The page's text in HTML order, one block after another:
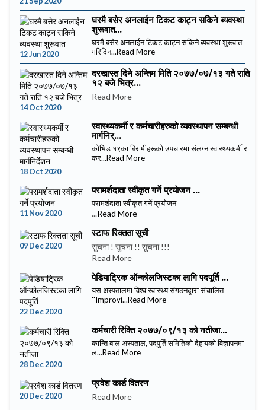
12 Jun 2020
घरमै बसेर अनलाईन टिकट काट्न सकिने ब्यवस्था
शुरूवात...
घरमै बसेर अनलाईन टिकट काट्न सकिने ब्यवस्था शुरूवात
गरिदिन...Read More
14 Oct 2020
दरखास्त दिने अन्तिम मिति २०७७/०७/१३ गते राति
१२ बजे भित्र...
Read More
18 Oct 2020
स्वास्थ्यकर्मी र कर्मचारीहरुको व्यवस्थापन सम्बन्धी
मार्गनिर्...
कोभिड १९का बिरामीहरूको उपचारमा संलग्न स्वास्थ्यकर्मी र
कर...Read More
11 Nov 2020
परामर्शदाता स्वीकृत गर्ने प्रयाेजन ...
परामर्शदाता स्वीकृत गर्ने प्रयाेजन
...Read More
09 Dec 2020
स्टाफ रिक्तता सूची
सुचना ! सुचना !! सुचना !!!
Read More
22 Dec 2020
पेडियाट्रिक ऑन्कोलजिस्टका लागि पदपूर्ति ...
यस अस्पतालमा विश्व स्वास्थ्य संगठनदृारा संचालित
''Improvi...Read More
28 Dec 2020
कर्मचारी रिक्ति २०७७/०९/१३ को नतीजा...
कान्ति बाल अस्पताल, पदपुर्ति समितिको देहायको विज्ञापनमा
ल...Read More
20 Dec 2020
प्रवेश कार्ड वितरण
Read More